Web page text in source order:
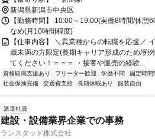
新潟県新潟市中央区
【勤務時間】 10:00～19:00(実働8時間/休憩
なめ(月10時間程度)
【仕事内容】 ＼異業種からの転職を応援／
歳未満の方限定(長期キャリア形成のため/例
てください！＝＝＝ ・接客や販売の経験...
資格取得支援あり フリーター歓迎 学歴不問 固定時間
社会保険完備
交通費支給 長期休暇あり 服装自由
派遣社員
建設・設備業界企業での事務
ランスタッド株式会社